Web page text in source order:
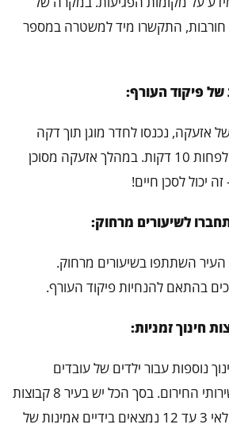
חורבות, התקשרו מיד למשטרה במספר
של פיקוד העורף:
אזעקה, נכנסו לחדר מוגן תוך דקה
ושמרו על עצמכם שם לפחות 10 דקות. במהלך אזעקה מסוכן
יכול לסכן חיים!
מתלמידי העיר השתתפו בשיעורים מרחוק.
בהתאם להנחיות פיקוד העורף.
חינוך זמניות:
נוספות עבור ילדים של עובדים
במערכת הבריאות ובשירותי החירום. בסך הכל יש בעיר 8 קבוצות
כאלה, שבהן ילדים בגילאי 3 עד 12 נמצאים בידיים אמינות של